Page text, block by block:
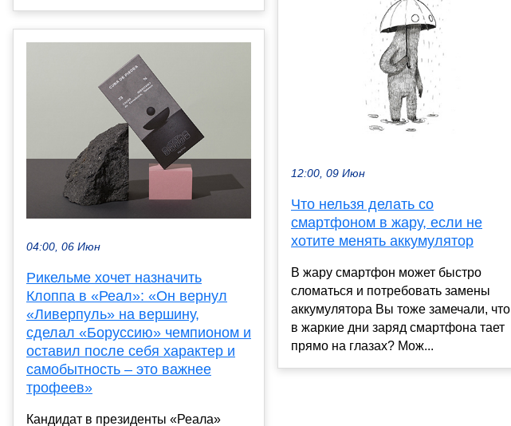
04:00, 06 Июн
Рикельме хочет назначить
Клоппа в «Реал»: «Он вернул
«Ливерпуль» на вершину,
сделал «Боруссию» чемпионом и
оставил после себя характер и
самобытность – это важнее
трофеев»
Кандидат в президенты «Реала»
12:00, 09 Июн
Что нельзя делать со
смартфоном в жару, если не
хотите менять аккумулятор
В жару смартфон может быстро
сломаться и потребовать замены
аккумулятора Вы тоже замечали, что
в жаркие дни заряд смартфона тает
прямо на глазах? Мож...